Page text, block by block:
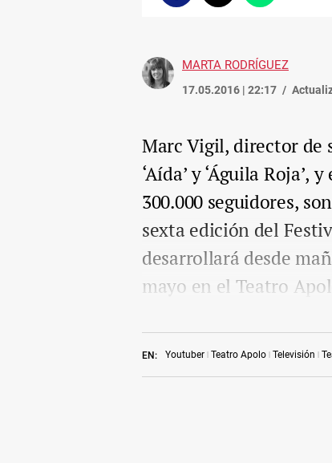
MARTA RODRÍGUEZ
17.05.2016 | 22:17
EN: Youtuber Teatro Apolo Televisión
Marc Vigil, director de
‘Aída’ y ‘Águila Roja’,
300.000 seguidores,
sexta edición del
desarrollará desde
mayo en el Teatro